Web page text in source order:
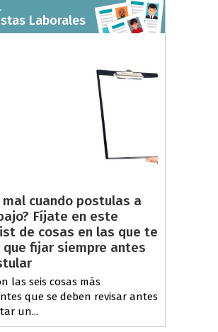
Laborales
mal cuando postulas a
Fíjate en este
de cosas en las que te
fijar siempre antes
las seis cosas más
que se deben revisar antes
un...